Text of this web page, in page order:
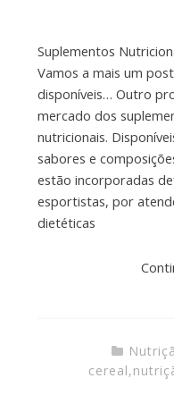
Suplementos
Vamos a mais um
disponíveis… Outro
mercado dos
nutricionais.
sabores e
estão incorporadas
esportistas, por
dietéticas
cereal,